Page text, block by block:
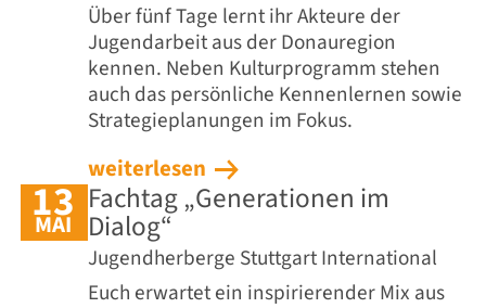
Über fünf Tage lernt ihr Akteure der
Jugendarbeit aus der Donauregion
kennen. Neben Kulturprogramm stehen
auch das persönliche Kennenlernen sowie
Strategieplanungen im Fokus.
weiterlesen
13
MAI
Fachtag „Generationen im
Dialog“
Jugendherberge Stuttgart International
Euch erwartet ein inspirierender Mix aus